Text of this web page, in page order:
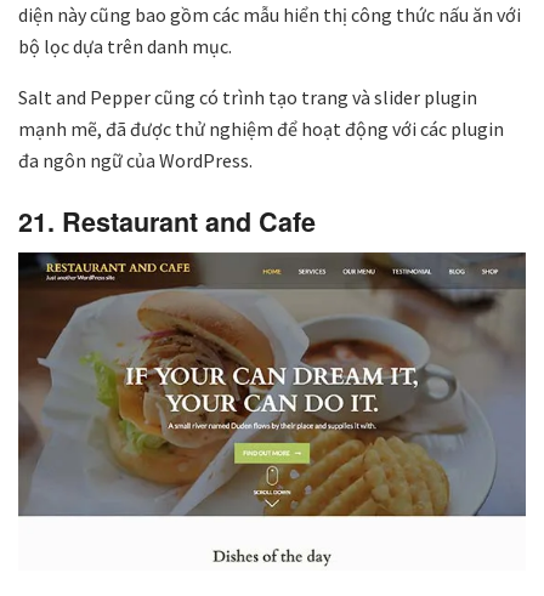
diện này cũng bao gồm các mẫu hiển thị công thức nấu ăn với
bộ lọc dựa trên danh mục.
Salt and Pepper cũng có trình tạo trang và slider plugin
mạnh mẽ, đã được thử nghiệm để hoạt động với các plugin
đa ngôn ngữ của WordPress.
21. Restaurant and Cafe